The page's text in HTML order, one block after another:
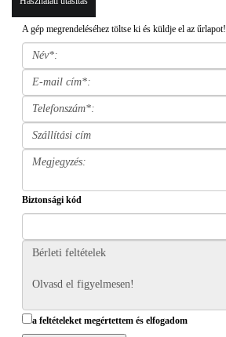
A gép megrendeléséhez töltse ki és küldje el az űrlapot!
Biztonsági kód
a feltételeket megértettem és elfogadom